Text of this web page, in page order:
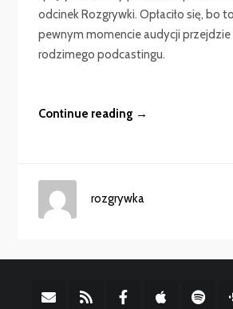
odcinek Rozgrywki. Opłaciło się, bo
pewnym momencie audycji
rodzimego podcastingu.
Continue reading →
rozgrywka